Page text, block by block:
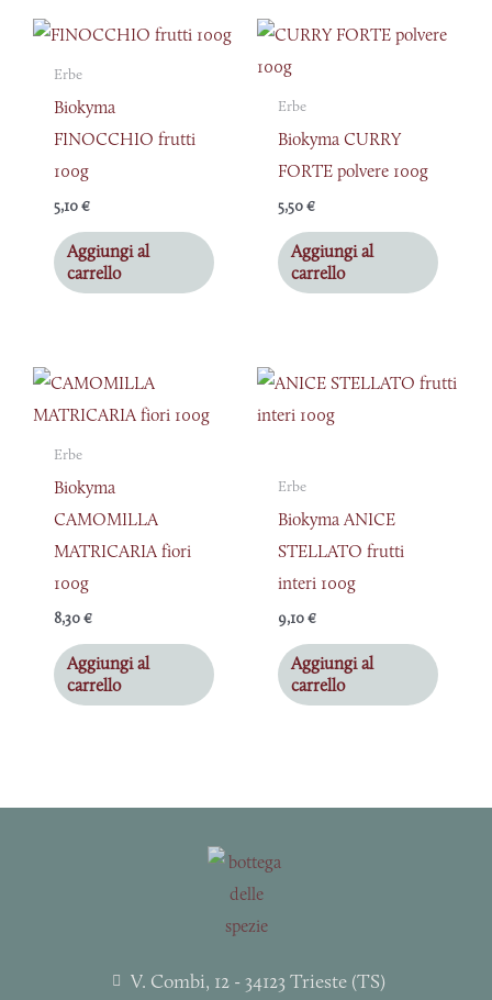
Erbe
Biokyma
FINOCCHIO frutti
100g
5,10€
Aggiungi al
carrello
Erbe
Biokyma CURRY
FORTE polvere 100g
5,50€
Aggiungi al
carrello
Erbe
Biokyma
CAMOMILLA
MATRICARIA fiori
100g
8,30€
Aggiungi al
carrello
Erbe
Biokyma ANICE
STELLATO frutti
interi 100g
9,10€
Aggiungi al
carrello
V. Combi, 12 - 34123 Trieste (TS)